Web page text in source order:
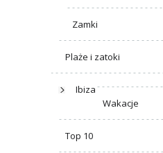
Zamki
Plaże i zatoki
Ibiza
Wakacje
Top 10